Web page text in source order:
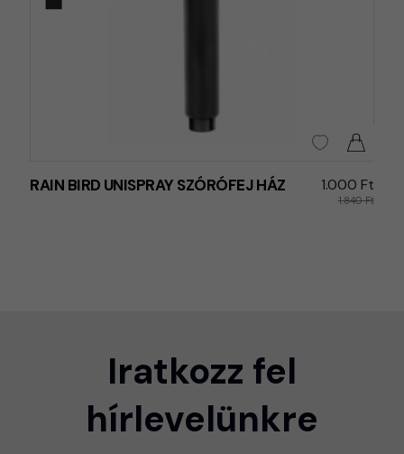
RAIN BIRD UNISPRAY SZÓRÓFEJ HÁZ 1.000 Ft
1.840 Ft
Iratkozz fel
hírlevelünkre